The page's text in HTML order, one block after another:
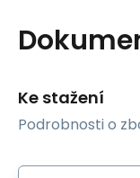
Ke stažení
Podrobnosti o